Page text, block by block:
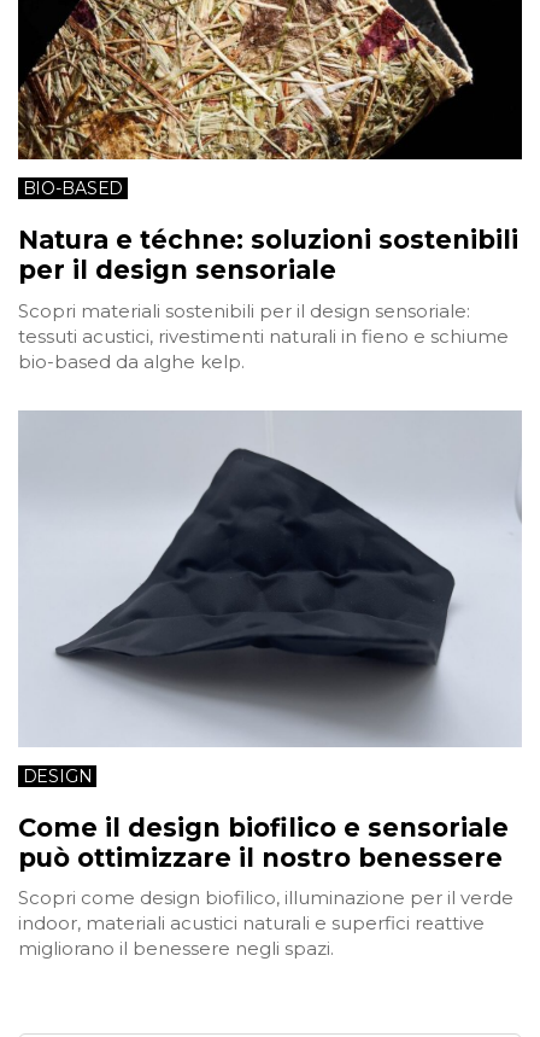
BIO-BASED
Natura e téchne: soluzioni sostenibili
per il design sensoriale
Scopri materiali sostenibili per il design sensoriale:
tessuti acustici, rivestimenti naturali in fieno e schiume
bio-based da alghe kelp.
DESIGN
Come il design biofilico e sensoriale
può ottimizzare il nostro benessere
Scopri come design biofilico, illuminazione per il verde
indoor, materiali acustici naturali e superfici reattive
migliorano il benessere negli spazi.